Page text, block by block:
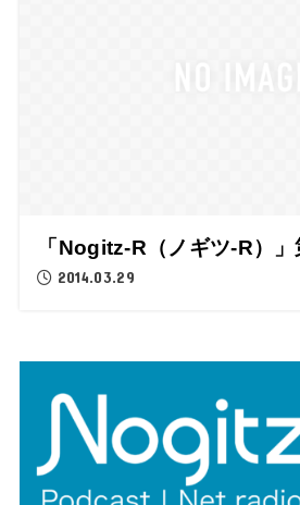
「Nogitz-R（ノギツ-R）
2014.03.29